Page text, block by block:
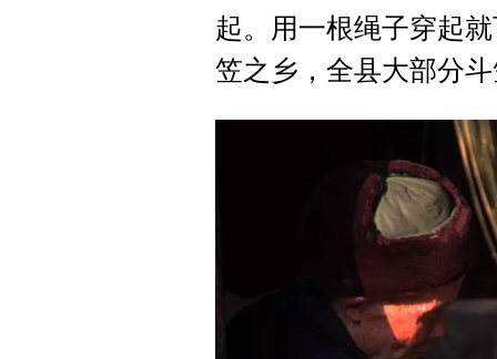
起。用一根绳子穿起
笠之乡，全县大部分